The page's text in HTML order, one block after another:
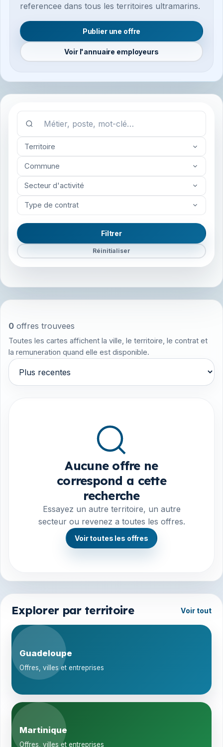
referencee dans tous les territoires ultramarins.
Publier une offre
Voir l'annuaire employeurs
Territoire
Commune
Secteur d'activité
Type de contrat
Filtrer
Réinitialiser
0 offres trouvees
Toutes les cartes affichent la ville, le territoire, le contrat et
la remuneration quand elle est disponible.
Trier par
Aucune offre ne
correspond a cette
recherche
Essayez un autre territoire, un autre
secteur ou revenez a toutes les offres.
Voir toutes les offres
Explorer par territoire Voir tout
Guadeloupe
Offres, villes et entreprises
Martinique
Offres, villes et entreprises